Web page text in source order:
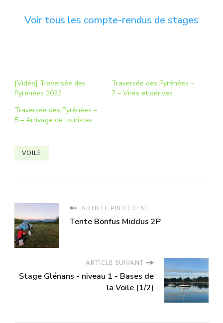
Voir tous les compte-rendus de stages
[Vidéo] Traversée des
Pyrénées 2022
Traversée des Pyrénées –
7 – Vires et dérives
Traversée des Pyrénées –
5 – Arrivage de touristes
VOILE
ARTICLE PRÉCÉDENT
Tente Bonfus Middus 2P
ARTICLE SUIVANT
Stage Glénans - niveau 1 - Bases de
la Voile (1/2)